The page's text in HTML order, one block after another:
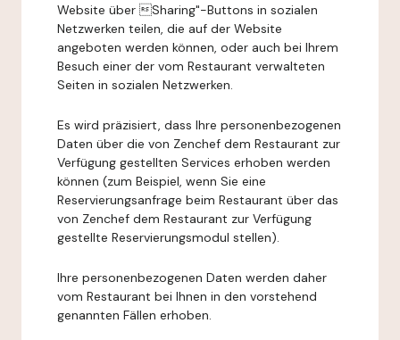
Website über Sharing"-Buttons in sozialen
Netzwerken teilen, die auf der Website
angeboten werden können, oder auch bei Ihrem
Besuch einer der vom Restaurant verwalteten
Seiten in sozialen Netzwerken.
Es wird präzisiert, dass Ihre personenbezogenen
Daten über die von Zenchef dem Restaurant zur
Verfügung gestellten Services erhoben werden
können (zum Beispiel, wenn Sie eine
Reservierungsanfrage beim Restaurant über das
von Zenchef dem Restaurant zur Verfügung
gestellte Reservierungsmodul stellen).
Ihre personenbezogenen Daten werden daher
vom Restaurant bei Ihnen in den vorstehend
genannten Fällen erhoben.